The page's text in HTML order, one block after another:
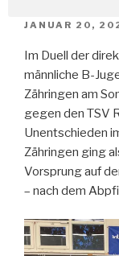
JANUAR 20,
Im Duell der
männliche B-
Zähringen am
gegen den TSV
Unentschieden
Zähringen ging
Vorsprung auf
– nach dem